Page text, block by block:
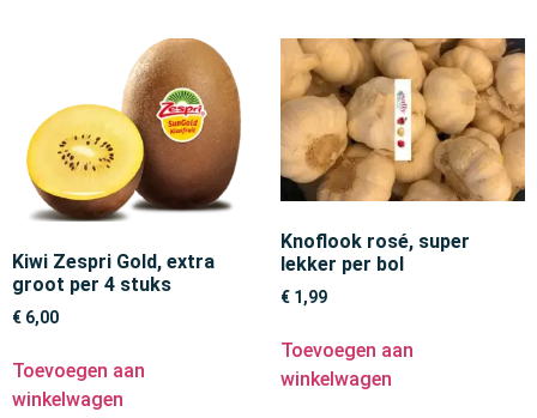
Kiwi Zespri Gold, extra
groot per 4 stuks
€ 6,00
Toevoegen aan
winkelwagen
Knoflook rosé, super
lekker per bol
€ 1,99
Toevoegen aan
winkelwagen